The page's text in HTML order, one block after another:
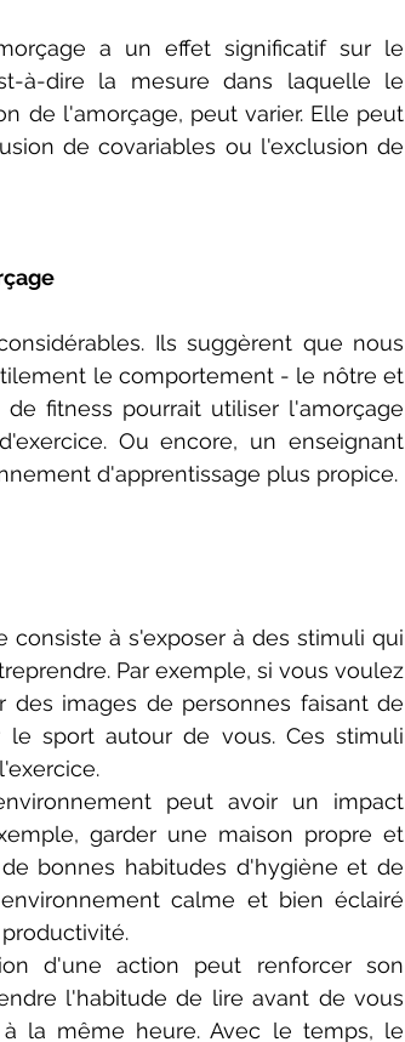
a un effet significatif sur le
à-dire la mesure dans laquelle le
de l'amorçage, peut varier. Elle peut
de covariables ou l'exclusion de
Ils suggèrent que nous
le comportement - le nôtre et
fitness pourrait utiliser l'amorçage
Ou encore, un enseignant
d'apprentissage plus propice.
consiste à s'exposer à des stimuli qui
Par exemple, si vous voulez
images de personnes faisant de
sport autour de vous. Ces stimuli
peut avoir un impact
garder une maison propre et
bonnes habitudes d'hygiène et de
calme et bien éclairé
d'une action peut renforcer son
l'habitude de lire avant de vous
la même heure. Avec le temps, le